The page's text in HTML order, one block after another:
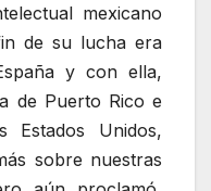
mexicano
de su lucha era
y con ella,
de Puerto Rico e
Estados Unidos,
sobre nuestras